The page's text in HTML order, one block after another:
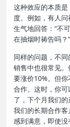
这种效应的本质
度。例如，有人
生气地回答：“不
在抽烟时祷告吗？
同样的问题，不
销售中也很常见
要涨价10%。但
合作。这时，你
了，下个月我们
我们的长期合作
感到满意，即使没